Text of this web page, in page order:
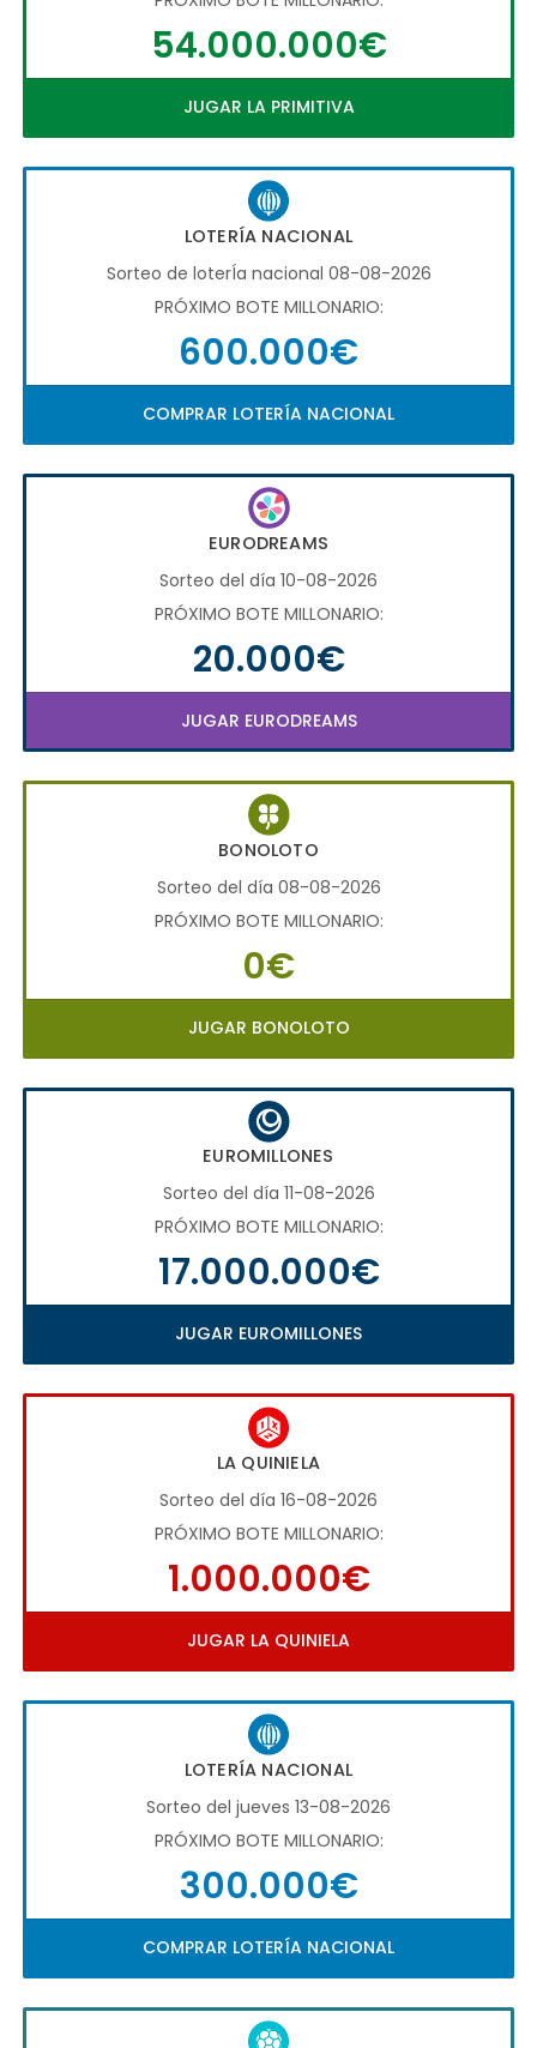
54.000.000€
JUGAR LA PRIMITIVA
LOTERÍA NACIONAL
Sorteo de loterÍa nacional 08-08-2026
PRÓXIMO BOTE MILLONARIO:
600.000€
COMPRAR LOTERÍA NACIONAL
EURODREAMS
Sorteo del día 10-08-2026
PRÓXIMO BOTE MILLONARIO:
20.000€
JUGAR EURODREAMS
BONOLOTO
Sorteo del día 08-08-2026
PRÓXIMO BOTE MILLONARIO:
0€
JUGAR BONOLOTO
EUROMILLONES
Sorteo del día 11-08-2026
PRÓXIMO BOTE MILLONARIO:
17.000.000€
JUGAR EUROMILLONES
LA QUINIELA
Sorteo del día 16-08-2026
PRÓXIMO BOTE MILLONARIO:
1.000.000€
JUGAR LA QUINIELA
LOTERÍA NACIONAL
Sorteo del jueves 13-08-2026
PRÓXIMO BOTE MILLONARIO:
300.000€
COMPRAR LOTERÍA NACIONAL